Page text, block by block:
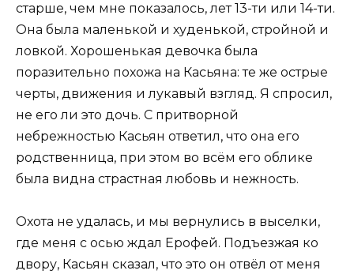
старше, чем мне показалось, лет 13-ти или 14-ти.
Она была маленькой и худенькой, стройной и
ловкой. Хорошенькая девочка была
поразительно похожа на Касьяна: те же острые
черты, движения и лукавый взгляд. Я спросил,
не его ли это дочь. С притворной
небрежностью Касьян ответил, что она его
родственница, при этом во всём его облике
была видна страстная любовь и нежность.
Охота не удалась, и мы вернулись в выселки,
где меня с осью ждал Ерофей. Подъезжая ко
двору, Касьян сказал, что это он отвёл от меня